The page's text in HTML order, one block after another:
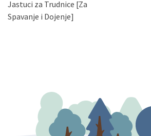
podataka. Opoziv privole možete
gore navedenu adresu ili e-mailom
Jastuci za Trudnice [Za
Spavanje i Dojenje]